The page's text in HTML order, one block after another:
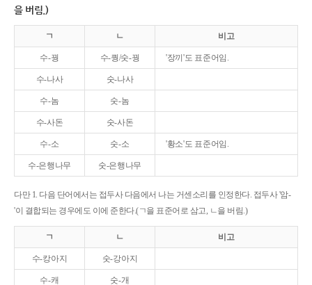
을 버림.)
ㄱ ㄴ 비고
수-꿩 수-퀑/숫-꿩 '장끼'도 표준어임.
수-나사 숫-나사
수-놈 숫-놈
수-사돈 숫-사돈
수-소 숫-소 '황소'도 표준어임.
수-은행나무 숫-은행나무
다만 1. 다음 단어에서는 접두사 다음에서 나는 거센소리를 인정한다. 접두사 '암-
'이 결합되는 경우에도 이에 준한다.(ㄱ을 표준어로 삼고, ㄴ을 버림.)
ㄱ ㄴ 비고
수-캉아지 숫-강아지
수-캐 숫-개